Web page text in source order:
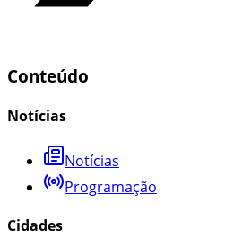
Conteúdo
Notícias
Notícias
Programação
Cidades